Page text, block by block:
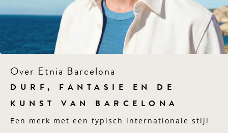
Over Etnia Barcelona
DURF, FANTASIE EN DE
KUNST VAN BARCELONA
Een merk met een typisch internationale stijl